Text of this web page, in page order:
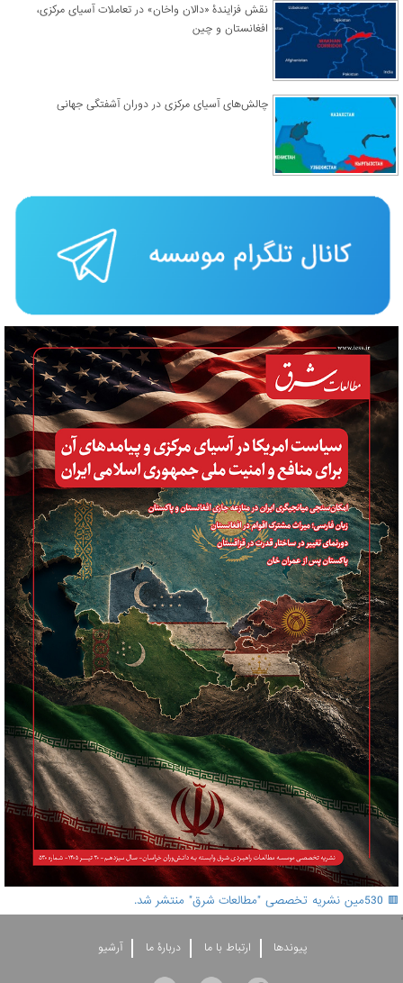
نقش فزایندۀ «دالان واخان» در تعاملات آسیای مرکزی،
افغانستان و چین
چالش‌های آسیای مرکزی در دوران آشفتگی جهانی
🟥 530مین نشریه تخصصی "مطالعات شرق" منتشر شد.
'
پيوندها ارتباط با ما دربارۀ ما آرشيو